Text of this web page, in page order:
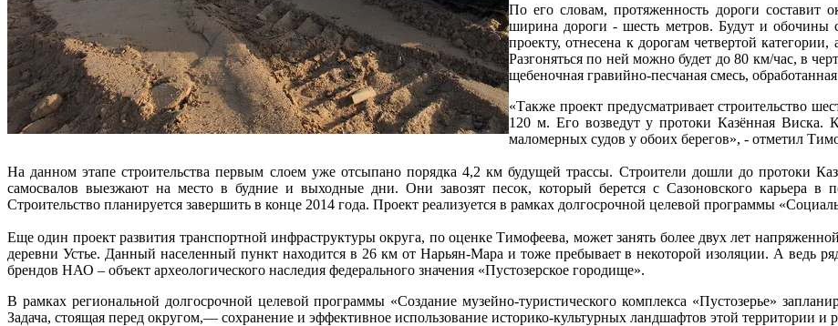
По его словам, протяженность дороги составит
ширина дороги - шесть метров. Будут и обочины
проекту, отнесена к дорогам четвертой
Разгоняться по ней можно будет до 80 км/час, в
щебеночная гравийно-песчаная смесь,
«Также проект предусматривает строительство
120 м. Его возведут у протоки Казённая Виска.
маломерных судов у обоих берегов», - отметил
На данном этапе строительства первым слоем уже отсыпано порядка 4,2 км будущей трассы. Строители дошли до протоки
самосвалов выезжают на место в будние и выходные дни. Они завозят песок, который берется с Сазоновского карьера в
Строительство планируется завершить в конце 2014 года. Проект реализуется в рамках долгосрочной целевой программы
Еще один проект развития транспортной инфраструктуры округа, по оценке Тимофеева, может занять более двух лет
деревни Устье. Данный населенный пункт находится в 26 км от Нарьян-Мара и тоже пребывает в некоторой изоляции. А ведь
брендов НАО – объект археологического наследия федерального значения «Пустозерское городище».
В рамках региональной долгосрочной целевой программы «Создание музейно-туристического комплекса «Пустозерье»
Задача, стоящая перед округом,— сохранение и эффективное использование историко-культурных ландшафтов этой территории и